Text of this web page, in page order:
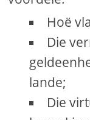
Hoë
Die
lande;
Die